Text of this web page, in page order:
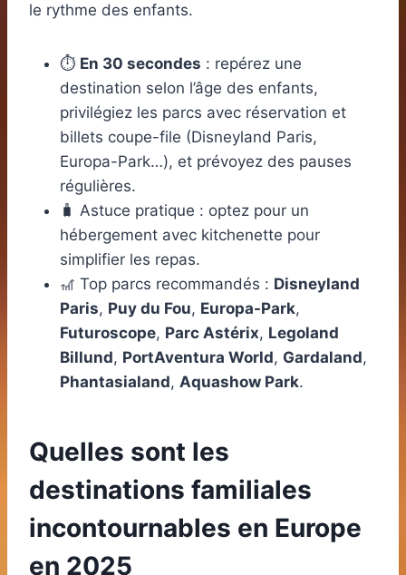
le rythme des enfants.
⏱️ En 30 secondes : repérez une
destination selon l’âge des enfants,
privilégiez les parcs avec réservation et
billets coupe-file (Disneyland Paris,
Europa-Park…), et prévoyez des pauses
régulières.
🧳 Astuce pratique : optez pour un
hébergement avec kitchenette pour
simplifier les repas.
🎢 Top parcs recommandés : Disneyland
Paris, Puy du Fou, Europa-Park,
Futuroscope, Parc Astérix, Legoland
Billund, PortAventura World, Gardaland,
Phantasialand, Aquashow Park.
Quelles sont les
destinations familiales
incontournables en Europe
en 2025